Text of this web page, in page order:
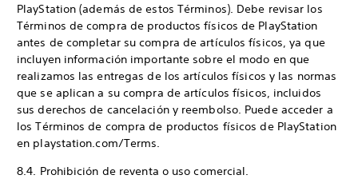
PlayStation (además de estos Términos). Debe revisar los
Términos de compra de productos físicos de PlayStation
antes de completar su compra de artículos físicos, ya que
incluyen información importante sobre el modo en que
realizamos las entregas de los artículos físicos y las normas
que se aplican a su compra de artículos físicos, incluidos
sus derechos de cancelación y reembolso. Puede acceder a
los Términos de compra de productos físicos de PlayStation
en playstation.com/Terms.
8.4. Prohibición de reventa o uso comercial.